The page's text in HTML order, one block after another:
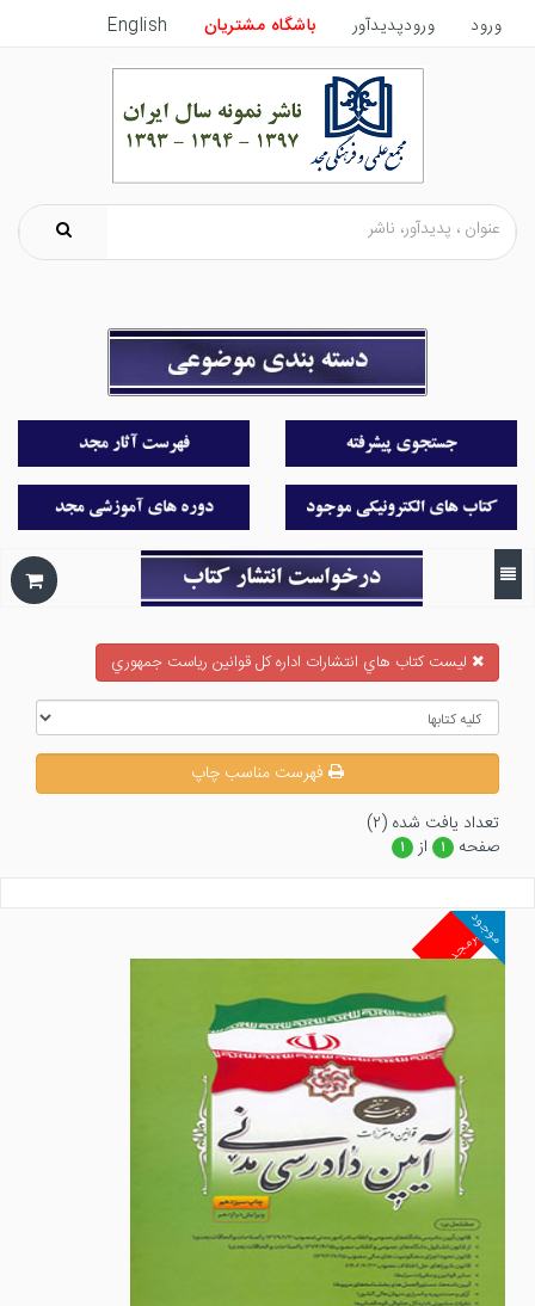
ورود ورودپدیدآور باشگاه مشتریان English
ليست كتاب هاي انتشارات اداره كل قوانين رياست جمهوري
فهرست مناسب چاپ
تعداد يافت شده (۲)
صفحه
۱ از ۱
غیرمجد
موجود